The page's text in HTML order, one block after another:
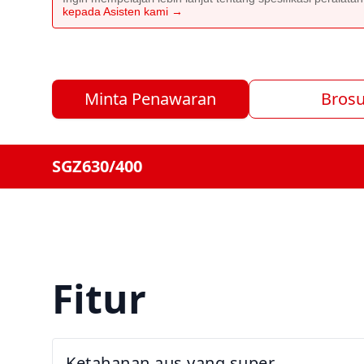
kepada Asisten kami →
Minta Penawaran
SGZ630/400
Fitur